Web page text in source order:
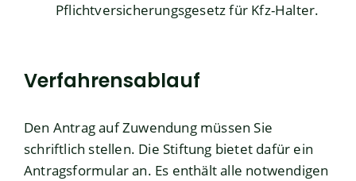
Pflichtversicherungsgesetz für Kfz-Halter.
Verfahrensablauf
Den Antrag auf Zuwendung müssen Sie
schriftlich stellen. Die Stiftung bietet dafür ein
Antragsformular an. Es enthält alle notwendigen